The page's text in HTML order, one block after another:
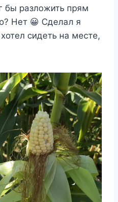
бы разложить прям
Нет 😀 Сделал я
сидеть на месте,